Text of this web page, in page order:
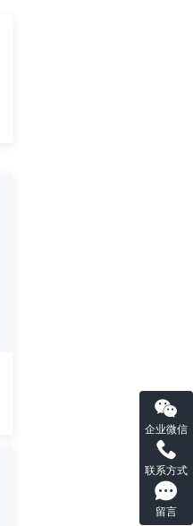
企业微信
联系方式
留言